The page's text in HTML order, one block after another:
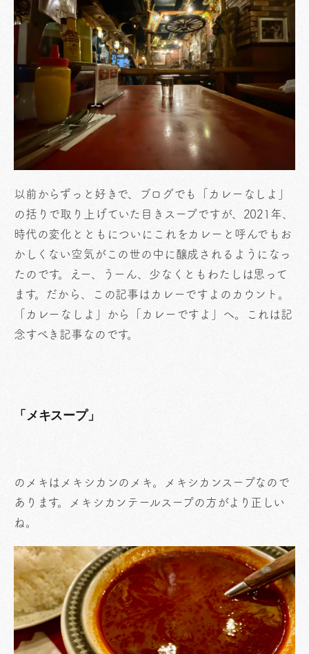
以前からずっと好きで、ブログでも「カレーなしよ」
の括りで取り上げていた目きスープですが、2021年、
時代の変化とともについにこれをカレーと呼んでもお
かしくない空気がこの世の中に醸成されるようになっ
たのです。えー、うーん、少なくともわたしは思って
ます。だから、この記事はカレーですよのカウント。
「カレーなしよ」から「カレーですよ」へ。これは記
念すべき記事なのです。
「メキスープ」
のメキはメキシカンのメキ。メキシカンスープなので
あります。メキシカンテールスープの方がより正しい
ね。